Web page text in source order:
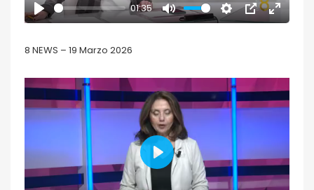
PLAY
01:35
MUTE
SETTINGS
PIP
ENTER
8 NEWS – 19 Marzo 2026
PLAY